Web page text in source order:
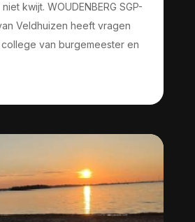
kwijt. WOUDENBERG SGP-
Veldhuizen heeft vragen
van burgemeester en